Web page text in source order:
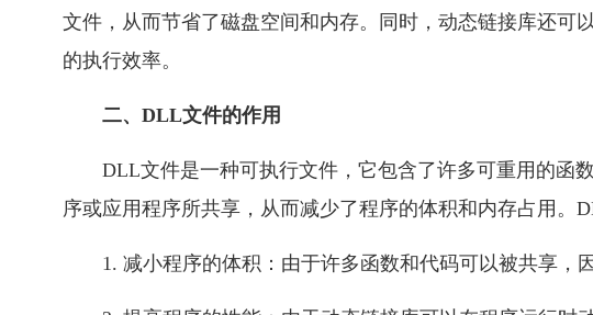
文件，从而节省了磁盘空间和内存。同时，动态链接库还可
的执行效率。
二、DLL文件的作用
DLL文件是一种可执行文件，它包含了许多可重用的函
序或应用程序所共享，从而减少了程序的体积和内存占用。
1. 减小程序的体积：由于许多函数和代码可以被共享，